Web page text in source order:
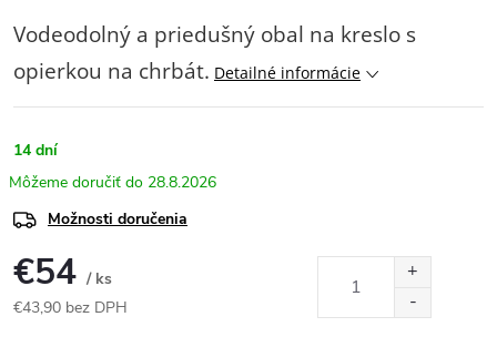
Vodeodolný a priedušný obal na kreslo s
opierkou na chrbát. Detailné informácie
14 dní
28.8.2026
Možnosti doručenia
€54 / ks
€43,90 bez DPH